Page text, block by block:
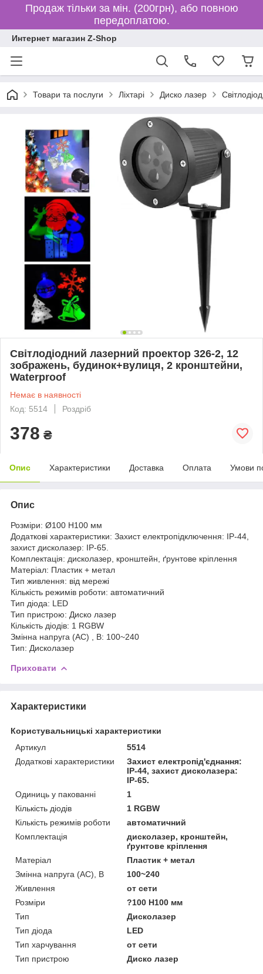
Продаж тільки за мін. (200грн), або повною
передоплатою.
Интернет магазин Z-Shop
Товари та послуги Ліхтарі Диско лазер
Світлодіодний лазерний проектор 326-2, 12
зображень, будинок+вулиця, 2 кронштейни,
Waterproof
Немає в наявності
Код: 5514
Роздріб
378 ₴
Опис Характеристики Доставка Оплата Умови
Опис
Розміри: Ø100 H100 мм
Додаткові характеристики: Захист електропідключення: IP-44,
захист дисколазер: IP-65.
Комплектація: дисколазер, кронштейн, ґрунтове кріплення
Матеріал: Пластик + метал
Тип живлення: від мережі
Кількість режимів роботи: автоматичний
Тип діода: LED
Тип пристрою: Диско лазер
Кількість діодів: 1 RGBW
Змінна напруга (AC) , В: 100~240
Тип: Дисколазер
Приховати
Характеристики
Користувальницькі характеристики
Артикул
5514
Додаткові характеристики
Захист електропід'єднання:
IP-44, захист дисколазера:
IP-65.
Одиниць у пакованні
1
Кількість діодів
1 RGBW
Кількість режимів роботи
автоматичний
Комплектація
дисколазер, кронштейн,
ґрунтове кріплення
Матеріал
Пластик + метал
Змінна напруга (AC), В
100~240
Живлення
от сети
Розміри
?100 H100 мм
Тип
Дисколазер
Тип діода
LED
Тип харчування
от сети
Тип пристрою
Диско лазер